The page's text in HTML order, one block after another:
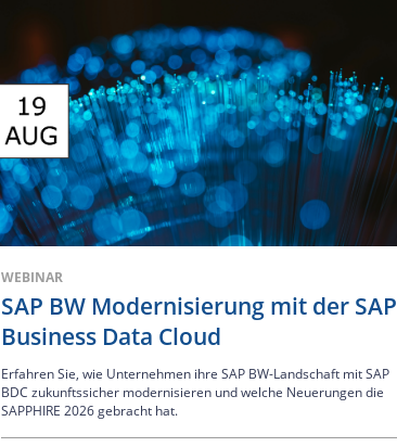
WEBINAR
SAP BW Modernisierung mit der SAP
Business Data Cloud
Erfahren Sie, wie Unternehmen ihre SAP BW-Landschaft mit SAP
BDC zukunftssicher modernisieren und welche Neuerungen die
SAPPHIRE 2026 gebracht hat.